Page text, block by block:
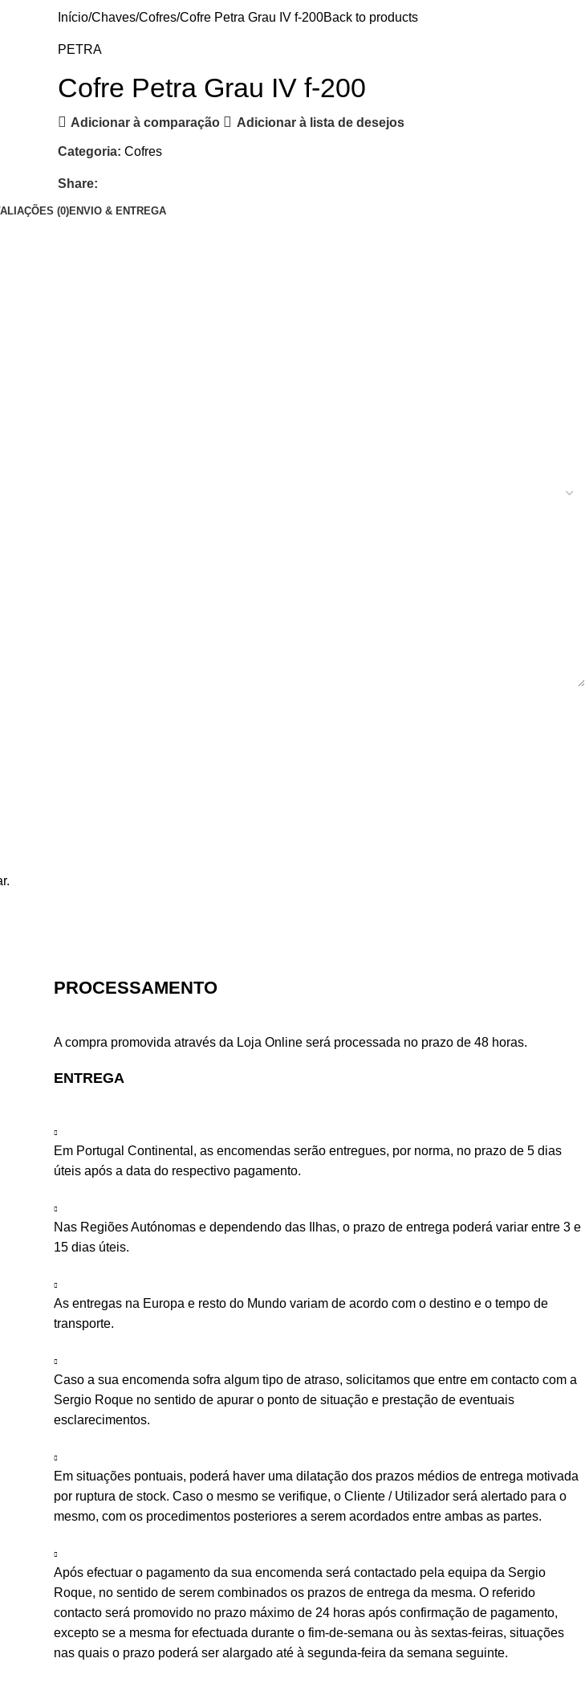
Início Chaves Cofres Cofre Petra Grau IV f-200Back to products
PETRA
Cofre Petra Grau IV f-200
Adicionar à comparação Adicionar à lista de desejos
Categoria: Cofres
Share:
(0)ENVIO & ENTREGA
PROCESSAMENTO
A compra promovida através da Loja Online será processada no prazo de 48 horas.
ENTREGA
Em Portugal Continental, as encomendas serão entregues, por norma, no prazo de 5 dias
úteis após a data do respectivo pagamento.
Nas Regiões Autónomas e dependendo das Ilhas, o prazo de entrega poderá variar entre 3 e
15 dias úteis.
As entregas na Europa e resto do Mundo variam de acordo com o destino e o tempo de
transporte.
Caso a sua encomenda sofra algum tipo de atraso, solicitamos que entre em contacto com a
Sergio Roque no sentido de apurar o ponto de situação e prestação de eventuais
esclarecimentos.
Em situações pontuais, poderá haver uma dilatação dos prazos médios de entrega motivada
por ruptura de stock. Caso o mesmo se verifique, o Cliente / Utilizador será alertado para o
mesmo, com os procedimentos posteriores a serem acordados entre ambas as partes.
Após efectuar o pagamento da sua encomenda será contactado pela equipa da Sergio
Roque, no sentido de serem combinados os prazos de entrega da mesma. O referido
contacto será promovido no prazo máximo de 24 horas após confirmação de pagamento,
excepto se a mesma for efectuada durante o fim-de-semana ou às sextas-feiras, situações
nas quais o prazo poderá ser alargado até à segunda-feira da semana seguinte.